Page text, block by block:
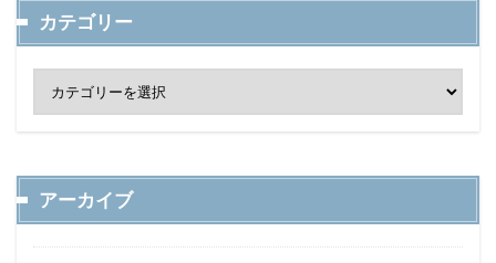
カテゴリー
アーカイブ